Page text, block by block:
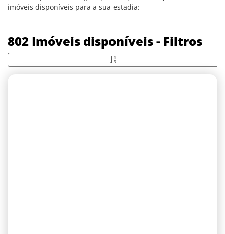
imóveis disponíveis para a sua estadia:
802 Imóveis disponíveis - Filtros